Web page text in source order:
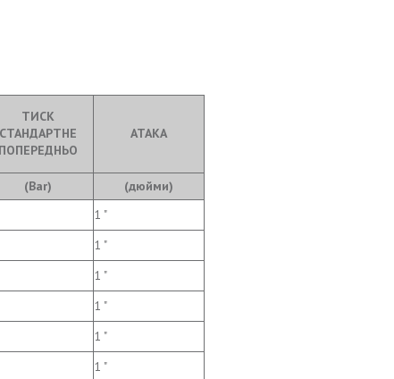
ТИСК
СТАНДАРТНЕ
ПОПЕРЕДНЬО
АТАКА
(Bar)
(дюйми)
1 "
1 "
1 "
1 "
1 "
1 "